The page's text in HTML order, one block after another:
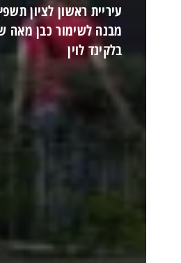
עיריית ראשון לציון
מבנה לשימור כבן מאה
בלקינד לוין